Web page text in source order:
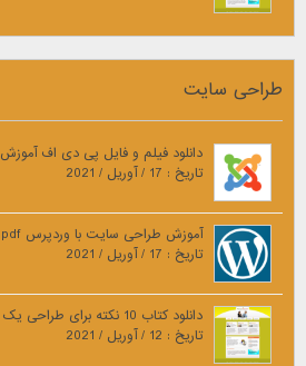
طراحی سایت
دانلود فیلم و فایل پی دی اف آموزش
تاریخ : 17 / آوریل / 2021
آموزش طراحی سایت با وردپرس pdf
تاریخ : 17 / آوریل / 2021
دانلود کتاب 10 نکته برای طراحی یک سایت [...]
تاریخ : 12 / آوریل / 2021